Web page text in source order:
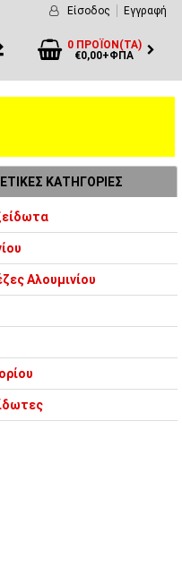
Είσοδος Εγγραφή
0 ΠΡΟΪΌΝ(ΤΑ)
€0,00+ΦΠΑ
ΚΑΤΗΓΟΡΊΕΣ
Αλουμινίου